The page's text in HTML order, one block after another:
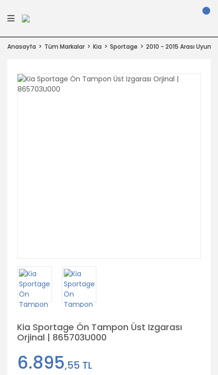
Anasayfa Tüm Markalar Kia Sportage 2010 - 2015 Arası
Kia Sportage Ön Tampon Üst Izgarası
Orjinal | 865703U000
6.895,55 TL